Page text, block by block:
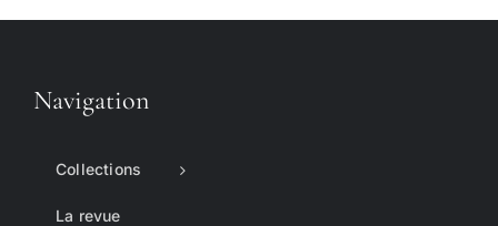
Navigation
Collections
La revue